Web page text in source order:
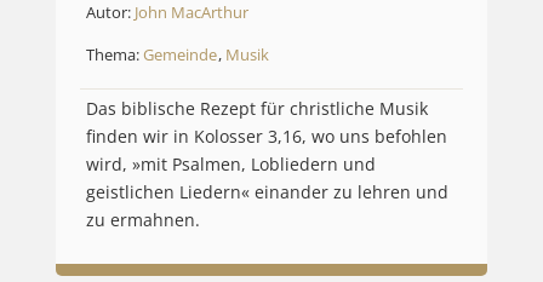
Autor: John MacArthur
Thema:Gemeinde, Musik
Das biblische Rezept für christliche Musik
finden wir in Kolosser 3,16, wo uns befohlen
wird, »mit Psalmen, Lobliedern und
geistlichen Liedern« einander zu lehren und
zu ermahnen.